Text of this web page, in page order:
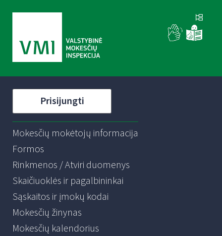
Prisijungti
Mokesčių mokėtojų informacija
Formos
Rinkmenos / Atviri duomenys
Skaičiuoklės ir pagalbininkai
Sąskaitos ir įmokų kodai
Mokesčių žinynas
Mokesčių kalendorius